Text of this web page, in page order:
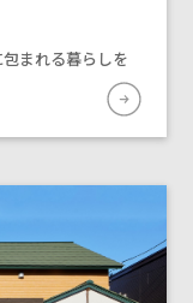
まれる暮らしを